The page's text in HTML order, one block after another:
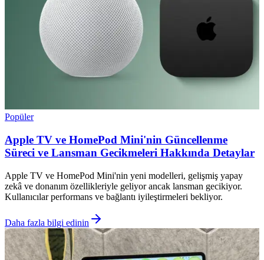
Popüler
Apple TV ve HomePod Mini'nin Güncellenme
Süreci ve Lansman Gecikmeleri Hakkında Detaylar
Apple TV ve HomePod Mini'nin yeni modelleri, gelişmiş yapay
zekâ ve donanım özellikleriyle geliyor ancak lansman gecikiyor.
Kullanıcılar performans ve bağlantı iyileştirmeleri bekliyor.
Daha fazla bilgi edinin